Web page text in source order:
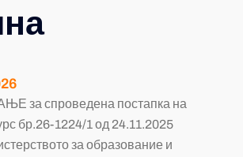
за спроведена постапка на
бр.26-1224/1 од 24.11.2025
за образование и